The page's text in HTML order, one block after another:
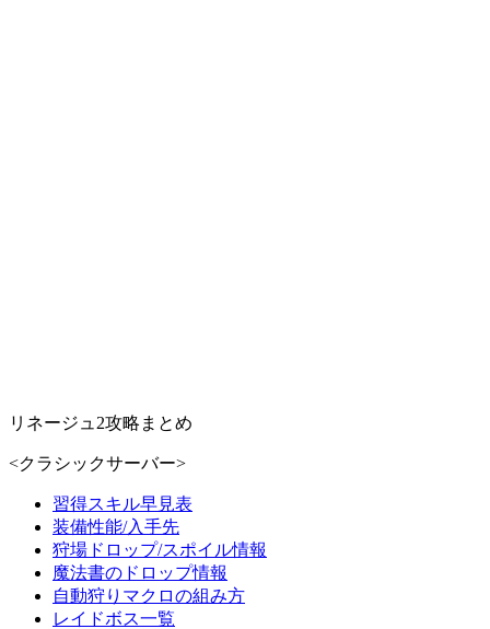
リネージュ2攻略まとめ
<クラシックサーバー>
習得スキル早見表
装備性能/入手先
狩場ドロップ/スポイル情報
魔法書のドロップ情報
自動狩りマクロの組み方
レイドボス一覧